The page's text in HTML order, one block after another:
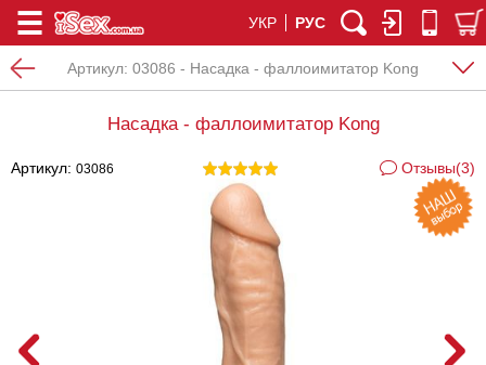
УКР РУС
Артикул: 03086 - Насадка - фаллоимитатор Kong
Насадка - фаллоимитатор Kong
Артикул: 03086 Отзывы(3)